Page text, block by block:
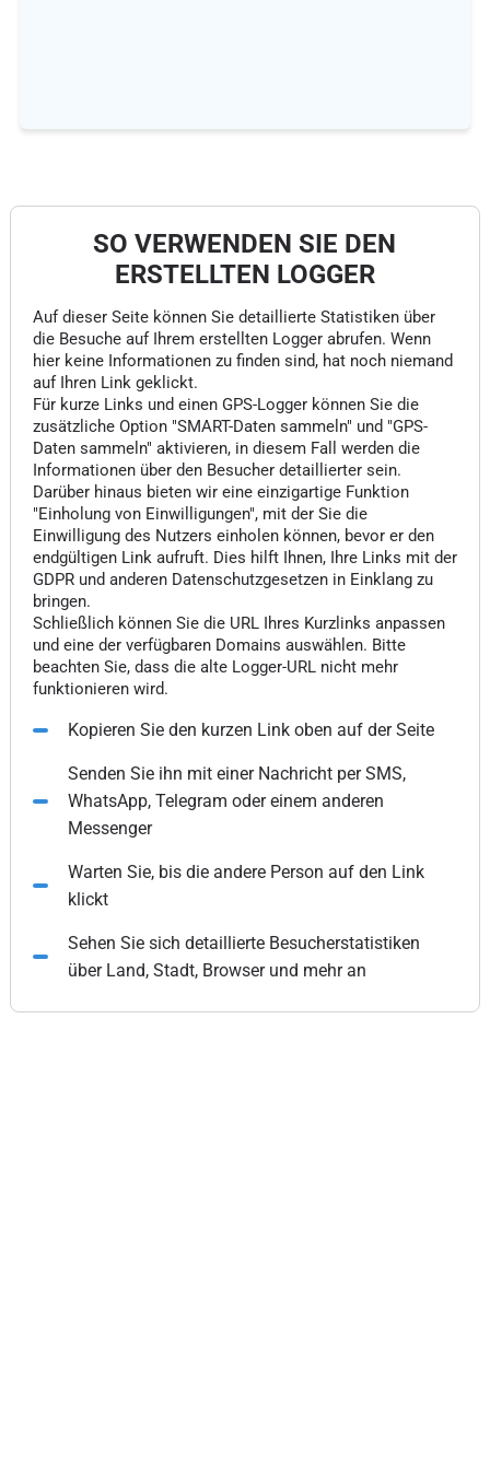
SO VERWENDEN SIE DEN
ERSTELLTEN LOGGER
Auf dieser Seite können Sie detaillierte Statistiken über
die Besuche auf Ihrem erstellten Logger abrufen. Wenn
hier keine Informationen zu finden sind, hat noch niemand
auf Ihren Link geklickt.
Für kurze Links und einen GPS-Logger können Sie die
zusätzliche Option "SMART-Daten sammeln" und "GPS-
Daten sammeln" aktivieren, in diesem Fall werden die
Informationen über den Besucher detaillierter sein.
Darüber hinaus bieten wir eine einzigartige Funktion
"Einholung von Einwilligungen", mit der Sie die
Einwilligung des Nutzers einholen können, bevor er den
endgültigen Link aufruft. Dies hilft Ihnen, Ihre Links mit der
GDPR und anderen Datenschutzgesetzen in Einklang zu
bringen.
Schließlich können Sie die URL Ihres Kurzlinks anpassen
und eine der verfügbaren Domains auswählen. Bitte
beachten Sie, dass die alte Logger-URL nicht mehr
funktionieren wird.
Kopieren Sie den kurzen Link oben auf der Seite
Senden Sie ihn mit einer Nachricht per SMS,
WhatsApp, Telegram oder einem anderen
Messenger
Warten Sie, bis die andere Person auf den Link
klickt
Sehen Sie sich detaillierte Besucherstatistiken
über Land, Stadt, Browser und mehr an